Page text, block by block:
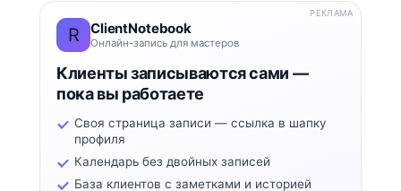
R ClientNotebook
Онлайн-запись для мастеров
Клиенты записываются сами —
пока вы работаете
Своя страница записи — ссылка в шапку
профиля
Календарь без двойных записей
База клиентов с заметками и историей
РЕКЛАМА